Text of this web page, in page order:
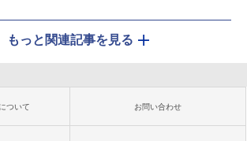
もっと関連記事を見る
ついて お問い合わせ